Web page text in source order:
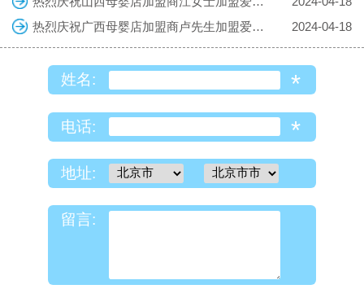
热烈庆祝广西母婴店加盟商卢先生加盟爱亲母婴！预祝生意兴隆！
2024-04-18
姓名: *
电话: *
地址:
留言: